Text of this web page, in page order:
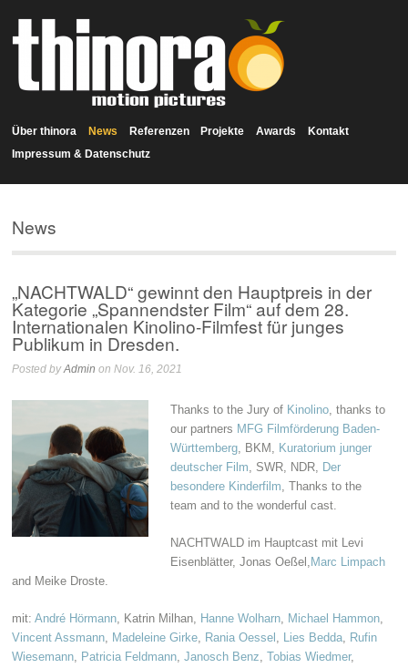
Über thinora News Referenzen Projekte Awards
Kontakt
Impressum & Datenschutz
News
„NACHTWALD“ gewinnt den Hauptpreis in der
Kategorie „Spannendster Film“ auf dem 28.
Internationalen Kinolino-Filmfest für junges
Publikum in Dresden.
Posted byAdmin on Nov. 16, 2021
Thanks to the Jury of Kinolino, thanks to
our partners MFG Filmförderung Baden-
Württemberg, BKM, Kuratorium junger
deutscher Film, SWR, NDR, Der
besondere Kinderfilm, Thanks to the
team and to the wonderful cast.
NACHTWALD im Hauptcast mit Levi
Eisenblätter, Jonas Oeßel, Marc Limpach
and Meike Droste.
mit:André Hörmann, Katrin Milhan, Hanne Wolharn, Michael Hammon,
Vincent Assmann, Madeleine Girke, Rania Oessel , Lies Bedda, Rufin
Wiesemann, Patricia Feldmann,Janosch Benz,Tobias Wiedmer,